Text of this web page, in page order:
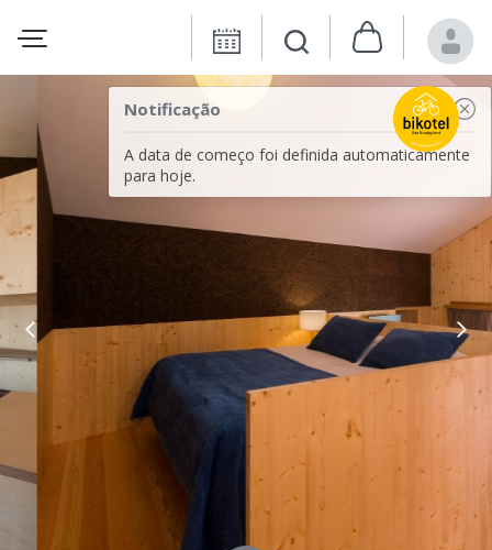
Notificação
A data de começo foi definida automaticamente
para hoje.